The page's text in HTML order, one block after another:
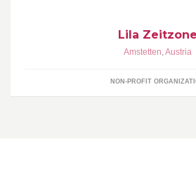
Lila Zeitzone
Amstetten,Austria
NON-PROFIT